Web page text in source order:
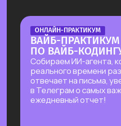
инструменты по созданию
и инфографики: без долгой верстки,
сложных программ и навыков в
Узнать подробнее
БОЛЬШОЙ ПРАКТИКУМ
ПО ИИ-АГЕНТУ PERPLEXITY
COMPUTER